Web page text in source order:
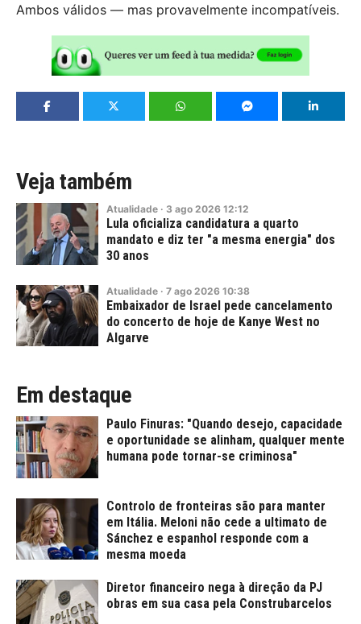
Ambos válidos — mas provavelmente incompatíveis.
Veja também
Atualidade · 3 ago 2026 12:12
Lula oficializa candidatura a quarto
mandato e diz ter "a mesma energia" dos
30 anos
Atualidade · 7 ago 2026 10:38
Embaixador de Israel pede cancelamento
do concerto de hoje de Kanye West no
Algarve
Em destaque
Paulo Finuras: "Quando desejo, capacidade
e oportunidade se alinham, qualquer mente
humana pode tornar-se criminosa"
Controlo de fronteiras são para manter
em Itália. Meloni não cede a ultimato de
Sánchez e espanhol responde com a
mesma moeda
Diretor financeiro nega à direção da PJ
obras em sua casa pela Construbarcelos